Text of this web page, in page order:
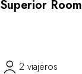
Superior Room
2 viajeros